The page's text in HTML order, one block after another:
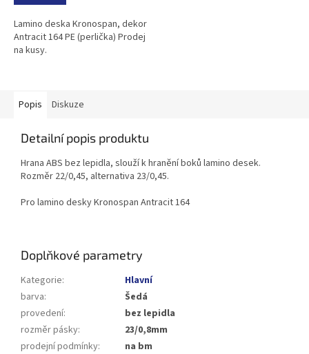
Lamino deska Kronospan, dekor
Antracit 164 PE (perlička) Prodej
na kusy.
Popis Diskuze
Detailní popis produktu
Hrana ABS bez lepidla, slouží k hranění boků lamino desek.
Rozměr 22/0,45, alternativa 23/0,45.
Pro lamino desky Kronospan Antracit 164
Doplňkové parametry
Kategorie:
Hlavní
barva:
Šedá
provedení:
bez lepidla
rozměr pásky:
23/0,8mm
prodejní podmínky:
na bm